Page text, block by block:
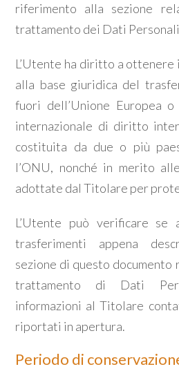
riferimento alla sezione
trattamento dei Dati
L’Utente ha diritto a
alla base giuridica del
fuori dell’Unione Europea o
internazionale di diritto
costituita da due o più
l’ONU, nonché in merito
adottate dal Titolare per
L’Utente può verificare se
trasferimenti appena
sezione di questo
trattamento di Dati
informazioni al Titolare
riportati in apertura.
Periodo di